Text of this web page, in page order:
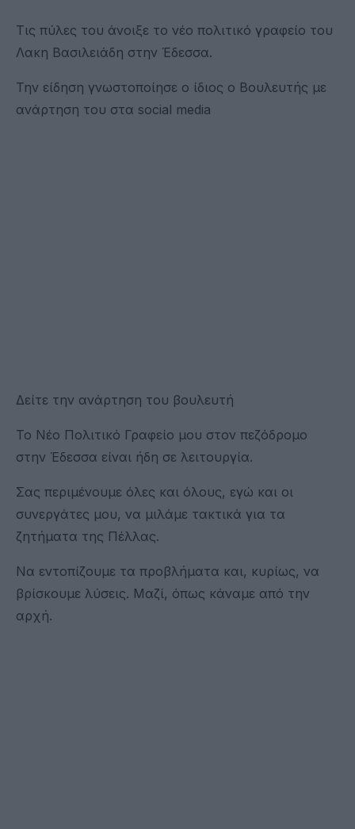
Τις πύλες του άνοιξε το νέο πολιτικό γραφείο του
Λακη Βασιλειάδη στην Έδεσσα.
Την είδηση γνωστοποίησε ο ίδιος ο Βουλευτής με
ανάρτηση του στα social media
Δείτε την ανάρτηση του βουλευτή
Το Νέο Πολιτικό Γραφείο μου στον πεζόδρομο
στην Έδεσσα είναι ήδη σε λειτουργία.
Σας περιμένουμε όλες και όλους, εγώ και οι
συνεργάτες μου, να μιλάμε τακτικά για τα
ζητήματα της Πέλλας.
Να εντοπίζουμε τα προβλήματα και, κυρίως, να
βρίσκουμε λύσεις. Μαζί, όπως κάναμε από την
αρχή.